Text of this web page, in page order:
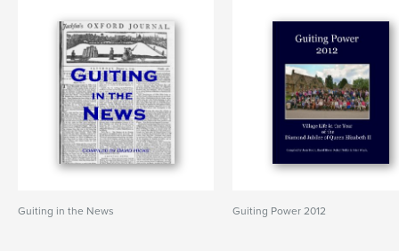
Guiting in the News Guiting Power 2012